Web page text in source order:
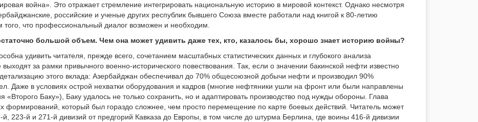
война». Это отражает стремление интегрировать национальную историю в мировой контекст. Однако несмотря
российские и ученые других республик бывшего Союза вместе работали над книгой к 80-летию
того, что профессиональный диалог возможен и необходим.
большой объем. Чем она может удивить даже тех, кто, казалось бы, хорошо знает историю войны?
удивить читателя, прежде всего, сочетанием масштабных статистических данных и глубокого анализа
за рамки привычного военно-исторического повествования. Так, если о значении бакинской нефти известно
этого вклада: Азербайджан обеспечивал до 70% общесоюзной добычи нефти и производил 90%
Даже в условиях острой нехватки оборудования и кадров (многие нефтяники ушли на фронт или были направлены
«Второго Баку»), Баку удалось не только сохранить, но и адаптировать производство под нужды обороны. Глава
формирований, который был гораздо сложнее, чем просто перемещение по карте боевых действий. Читатель может
223-й и 271-й дивизий от предгорий Кавказа до Европы, в том числе до штурма Берлина, где воины 416-й дивизии